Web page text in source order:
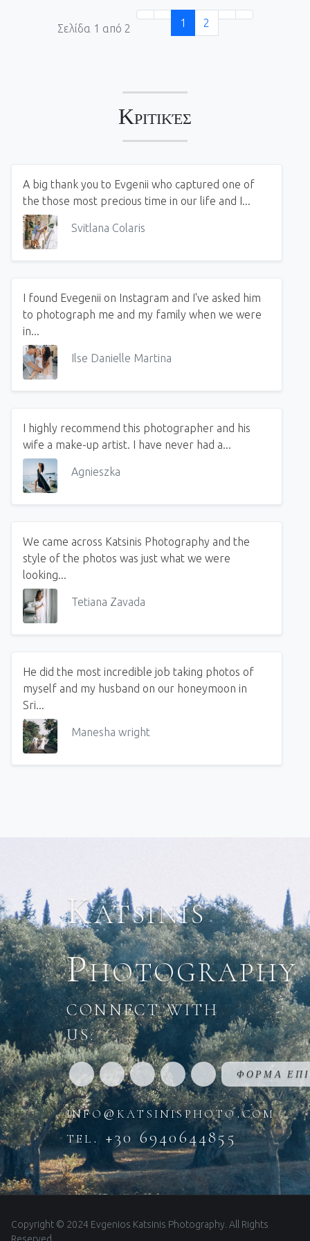
Σελίδα 1 από 2 1 2
Κριτικές
A big thank you to Evgenii who captured one of
the those most precious time in our life and I...
Svitlana Colaris
I found Evegenii on Instagram and I've asked him
to photograph me and my family when we were
in...
Ilse Danielle Martina
I highly recommend this photographer and his
wife a make-up artist. I have never had a...
Agnieszka
We came across Katsinis Photography and the
style of the photos was just what we were
looking...
Tetiana Zavada
He did the most incredible job taking photos of
myself and my husband on our honeymoon in
Sri...
Manesha wright
Katsinis
Photography
CONNECT WITH
US:
ΦΟΡΜΑ
info@katsinisphoto.com
tel. +30 6940644855
Copyright © 2024 Evgenios Katsinis Photography. All Rights
Reserved.